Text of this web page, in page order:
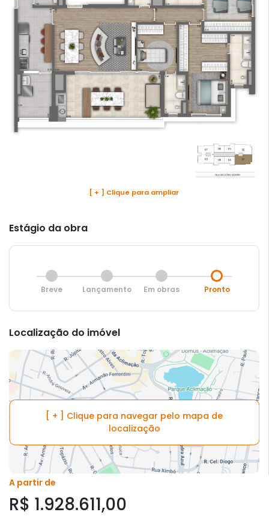
[ + ] Clique para ampliar
Estágio da obra
Breve Lançamento Em obras Pronto
Localização do imóvel
[ + ] Clique para navegar pelo mapa de
localização
A partir de
R$ 1.928.611,00